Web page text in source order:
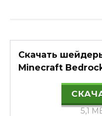
Скачать
Minecraft
5,1